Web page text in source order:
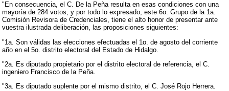
"En consecuencia, el C. De la Peña resulta en esas condiciones con una
mayoría de 284 votos, y por todo lo expresado, este 6o. Grupo de la 1a.
Comisión Revisora de Credenciales, tiene el alto honor de presentar ante
vuestra ilustrada deliberación, las proposiciones siguientes:
"1a. Son válidas las elecciones efectuadas el 1o. de agosto del corriente
año en el 5o. distrito electoral del Estado de Hidalgo.
"2a. Es diputado propietario por el distrito electoral de referencia, el C.
ingeniero Francisco de la Peña.
"3a. Es diputado suplente por el mismo distrito, el C. José Rojo Herrera.